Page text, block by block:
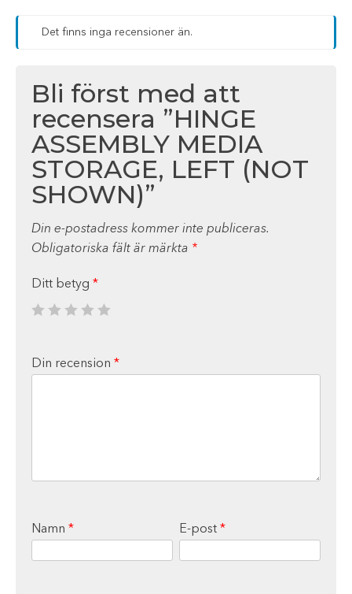
Det finns inga recensioner än.
Bli först med att
recensera ”HINGE
ASSEMBLY MEDIA
STORAGE, LEFT (NOT
SHOWN)”
Din e-postadress kommer inte publiceras.
Obligatoriska fält är märkta *
Ditt betyg *
Din recension *
Namn * E-post *